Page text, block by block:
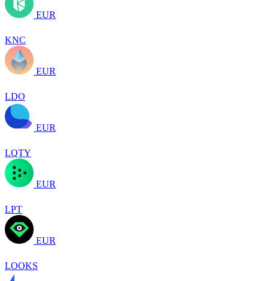
EUR
KNC
EUR
LDO
EUR
LQTY
EUR
LPT
EUR
LOOKS